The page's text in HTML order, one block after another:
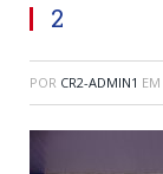
2
POR CR2-ADMIN1 EM